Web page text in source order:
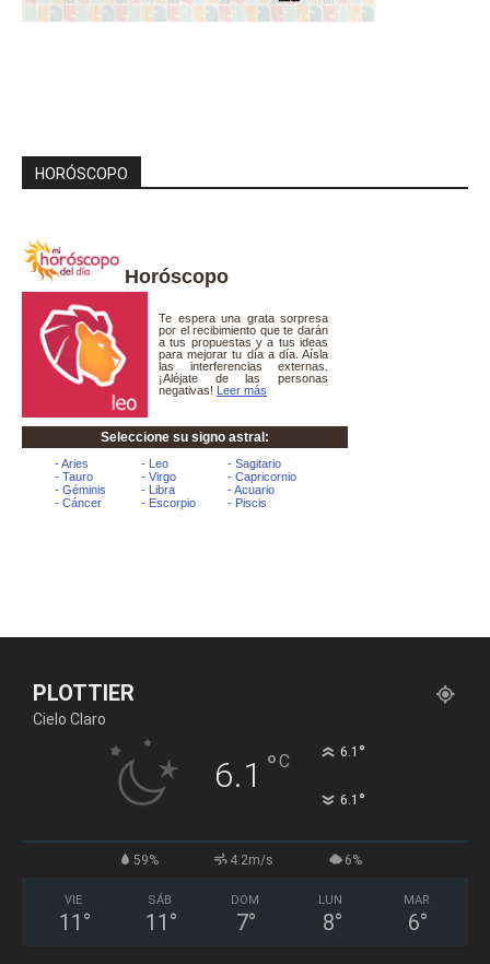
HORÓSCOPO
Horóscopo
PLOTTIER
Cielo Claro
6.1 °C 6.1 °
6.1 °
59% 4.2m/s 6%
VIE
11 °
SÁB
11 °
DOM
7°
LUN
8°
MAR
6°